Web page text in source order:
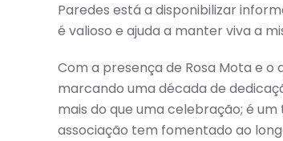
Paredes está a disponibilizar
é valioso e ajuda a manter viva a
Com a presença de Rosa Mota e
marcando uma década de
mais do que uma celebração; é
associação tem fomentado ao